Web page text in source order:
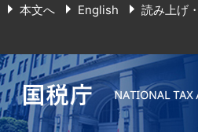
本文へ English 読み上げ